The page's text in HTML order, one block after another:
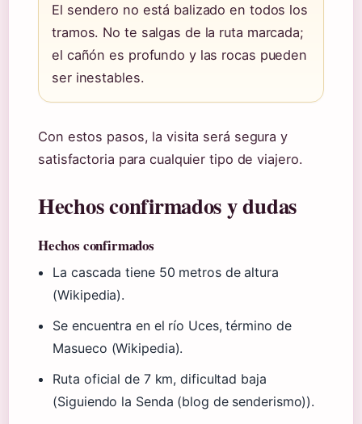
El sendero no está balizado en todos los
tramos. No te salgas de la ruta marcada;
el cañón es profundo y las rocas pueden
ser inestables.
Con estos pasos, la visita será segura y
satisfactoria para cualquier tipo de viajero.
Hechos confirmados y dudas
Hechos confirmados
La cascada tiene 50 metros de altura
(Wikipedia).
Se encuentra en el río Uces, término de
Masueco (Wikipedia).
Ruta oficial de 7 km, dificultad baja
(Siguiendo la Senda (blog de senderismo)).